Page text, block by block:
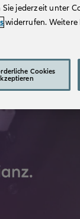
jederzeit unter
widerrufen.
Cookies